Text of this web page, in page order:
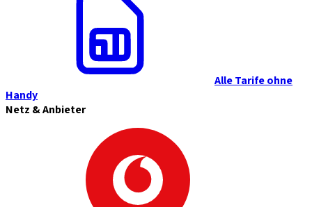
Alle Tarife ohne
Handy
Netz & Anbieter